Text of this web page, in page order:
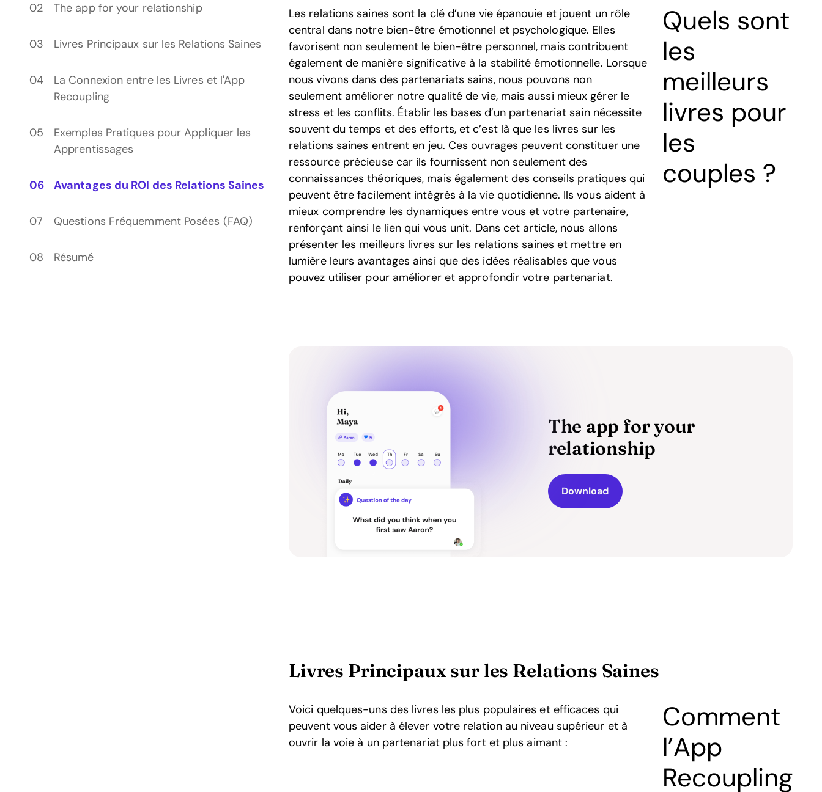
The app for your relationship
Livres Principaux sur les Relations Saines
La Connexion entre les Livres et l'App
Recoupling
Exemples Pratiques pour Appliquer les
Apprentissages
Avantages du ROI des Relations Saines
Questions Fréquemment Posées (FAQ)
Résumé
Les relations saines sont la clé d’une vie épanouie et jouent un rôle
central dans notre bien-être émotionnel et psychologique. Elles
favorisent non seulement le bien-être personnel, mais contribuent
également de manière significative à la stabilité émotionnelle. Lorsque
nous vivons dans des partenariats sains, nous pouvons non
seulement améliorer notre qualité de vie, mais aussi mieux gérer le
stress et les conflits. Établir les bases d’un partenariat sain nécessite
souvent du temps et des efforts, et c’est là que les livres sur les
relations saines entrent en jeu. Ces ouvrages peuvent constituer une
ressource précieuse car ils fournissent non seulement des
connaissances théoriques, mais également des conseils pratiques qui
peuvent être facilement intégrés à la vie quotidienne. Ils vous aident à
mieux comprendre les dynamiques entre vous et votre partenaire,
renforçant ainsi le lien qui vous unit. Dans cet article, nous allons
présenter les meilleurs livres sur les relations saines et mettre en
lumière leurs avantages ainsi que des idées réalisables que vous
pouvez utiliser pour améliorer et approfondir votre partenariat.
The app for your
relationship
Download
Livres Principaux sur les Relations Saines
Voici quelques-uns des livres les plus populaires et efficaces qui
peuvent vous aider à élever votre relation au niveau supérieur et à
ouvrir la voie à un partenariat plus fort et plus aimant :
Quels sont
les
meilleurs
livres pour
les
couples ?
Comment
l’App
Recoupling